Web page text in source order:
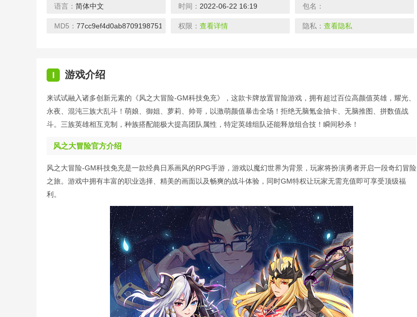
语言： 简体中文 时间： 2022-06-22 16:19 包名：
MD5： 77cc9ef4d0ab8709198751b8e2706fcc
权限： 查看详情 隐私： 查看隐私
I 游戏介绍
来试试融入诸多创新元素的《风之大冒险-GM科技免充》，这款卡牌放置冒险游戏，拥有超过百位高颜值英雄，耀光、
永夜、混沌三族大乱斗！萌娘、御姐、萝莉、帅哥，以激萌颜值暴击全场！拒绝无脑氪金抽卡、无脑推图、拼数值战
斗。三族英雄相互克制，种族搭配能极大提高团队属性，特定英雄组队还能释放组合技！瞬间秒杀！
风之大冒险官方介绍
风之大冒险-GM科技免充是一款经典日系画风的RPG手游，游戏以魔幻世界为背景，玩家将扮演勇者开启一段奇幻冒险
之旅。游戏中拥有丰富的职业选择、精美的画面以及畅爽的战斗体验，同时GM特权让玩家无需充值即可享受顶级福
利。
下载
王者大冒险-送千元真充
下载
武器之王-GM科技直充
下载
仙剑传奇-复古西游
下载
魔之谷-战宠切割版
下载
倚天逍遥录-CE修改免充
下载
仙魔变-送全幻武
下载
战神霸业-爆十万真充
下载
女神联盟-GM万抽版
下载